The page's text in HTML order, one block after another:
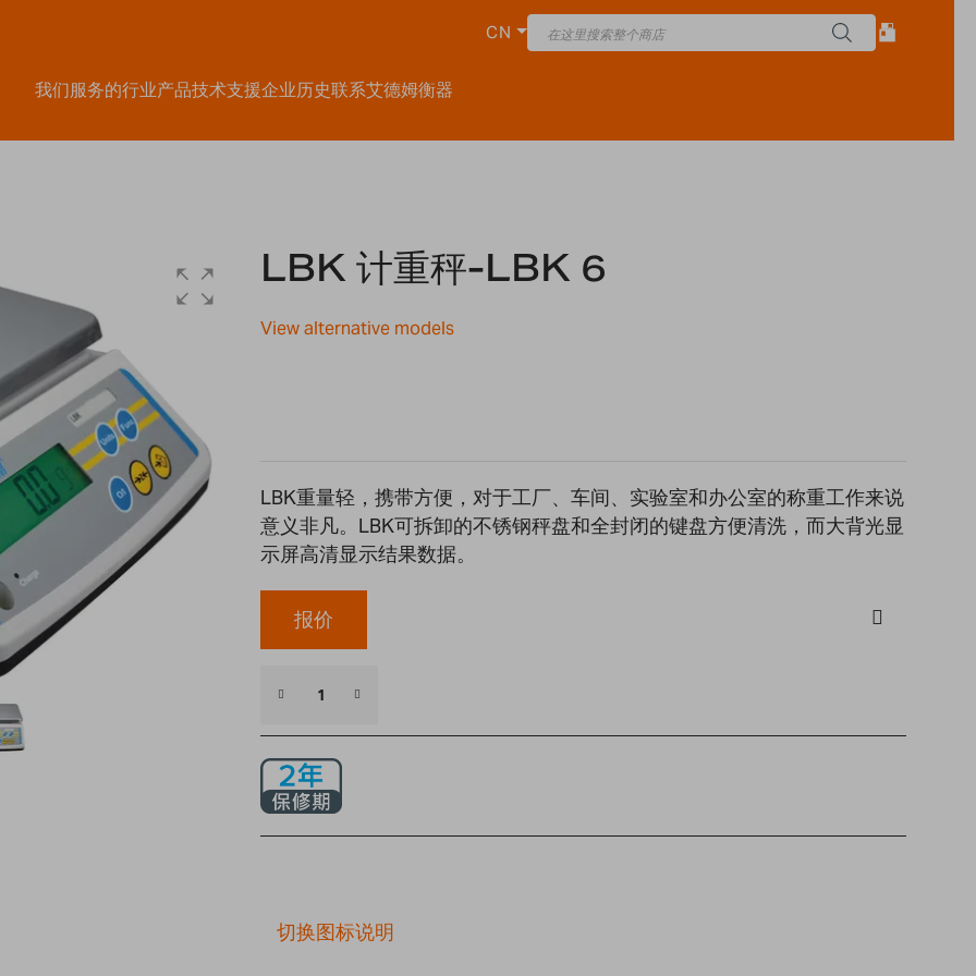
我们服务的行业产品技术支援企业历史联系艾德姆衡器
CN
LBK 计重秤-LBK 6
View alternative models
LBK重量轻，携带方便，对于工厂、车间、实验室和办公室的称重工作来说
意义非凡。LBK可拆卸的不锈钢秤盘和全封闭的键盘方便清洗，而大背光显
示屏高清显示结果数据。
报价
切换图标说明